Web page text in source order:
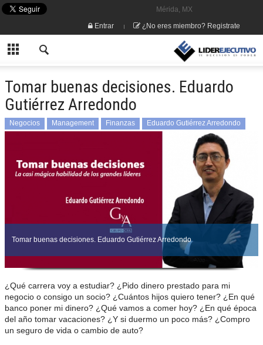
Mérida, MX
Entrar
¿No eres miembro? Registrate
Tomar buenas decisiones. Eduardo
Gutiérrez Arredondo
Negocios Management Finanzas Eduardo Gutiérrez Arredondo
Tomar buenas decisiones. Eduardo Gutiérrez Arredondo
¿Qué carrera voy a estudiar? ¿Pido dinero prestado para mi
negocio o consigo un socio? ¿Cuántos hijos quiero tener? ¿En qué
banco poner mi dinero? ¿Qué vamos a comer hoy? ¿En qué época
del año tomar vacaciones? ¿Y si duermo un poco más? ¿Compro
un seguro de vida o cambio de auto?